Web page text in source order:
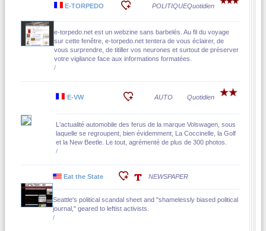
E-TORPEDO POLITIQUEQuotidien
e-torpedo.net est un webzine sans barbelés. Au fil du voyage
sur cette fenêtre, e-torpedo.net tentera de vous éclairer, de
vous surprendre, de titiller vos neurones et surtout de préserver
votre vigilance face aux informations formatées.
/
E-VW AUTO Quotidien
L'actualité automobile des ferus de la marque Volswagen, sous
laquelle se regroupent, bien évidemment, La Coccinelle, la Golf
et la New Beetle. Le tout, agrémenté de plus de 300 photos.
/
Eat the State NEWSPAPER
Seattle's political scandal sheet and "shamelessly biased political
journal," geared to leftist activists.
/